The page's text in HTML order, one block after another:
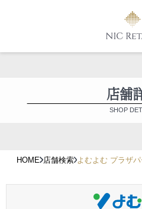
店舗
SHOP
HOME 店舗検索 よむよむ プラザ